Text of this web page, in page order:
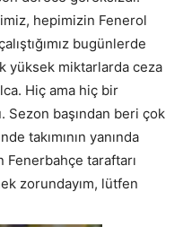
hepimizin Fenerol
bugünlerde
yüksek miktarlarda ceza
Hiç ama hiç bir
başından beri çok
takımının yanında
Fenerbahçe taraftarı
zorundayım, lütfen